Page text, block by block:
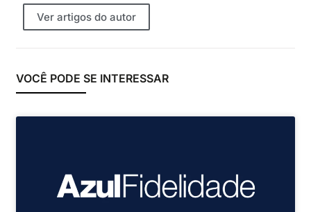
Ver artigos do autor
VOCÊ PODE SE INTERESSAR